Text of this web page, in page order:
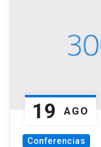
19 AGO
Conferencias